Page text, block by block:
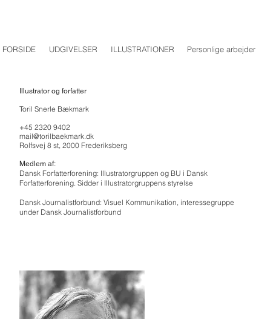
FORSIDE UDGIVELSER ILLUSTRATIONER Personlige arbejder
Illustrator og forfatter
Toril Snerle Bækmark
+45 2320 9402
mail@torilbaekmark.dk
Rolfsvej 8 st, 2000 Frederiksberg
Medlem af:
Dansk Forfatterforening: Illustratorgruppen og BU i Dansk
Forfatterforening. Sidder i Illustratorgruppens styrelse
Dansk Journalistforbund: Visuel Kommunikation, interessegruppe
under Dansk Journalistforbund